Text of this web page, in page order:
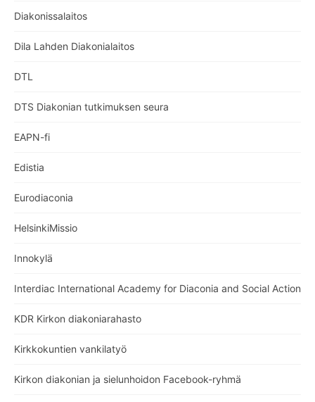
Diakonissalaitos
Dila Lahden Diakonialaitos
DTL
DTS Diakonian tutkimuksen seura
EAPN-fi
Edistia
Eurodiaconia
HelsinkiMissio
Innokylä
Interdiac International Academy for Diaconia and Social Action
KDR Kirkon diakoniarahasto
Kirkkokuntien vankilatyö
Kirkon diakonian ja sielunhoidon Facebook-ryhmä